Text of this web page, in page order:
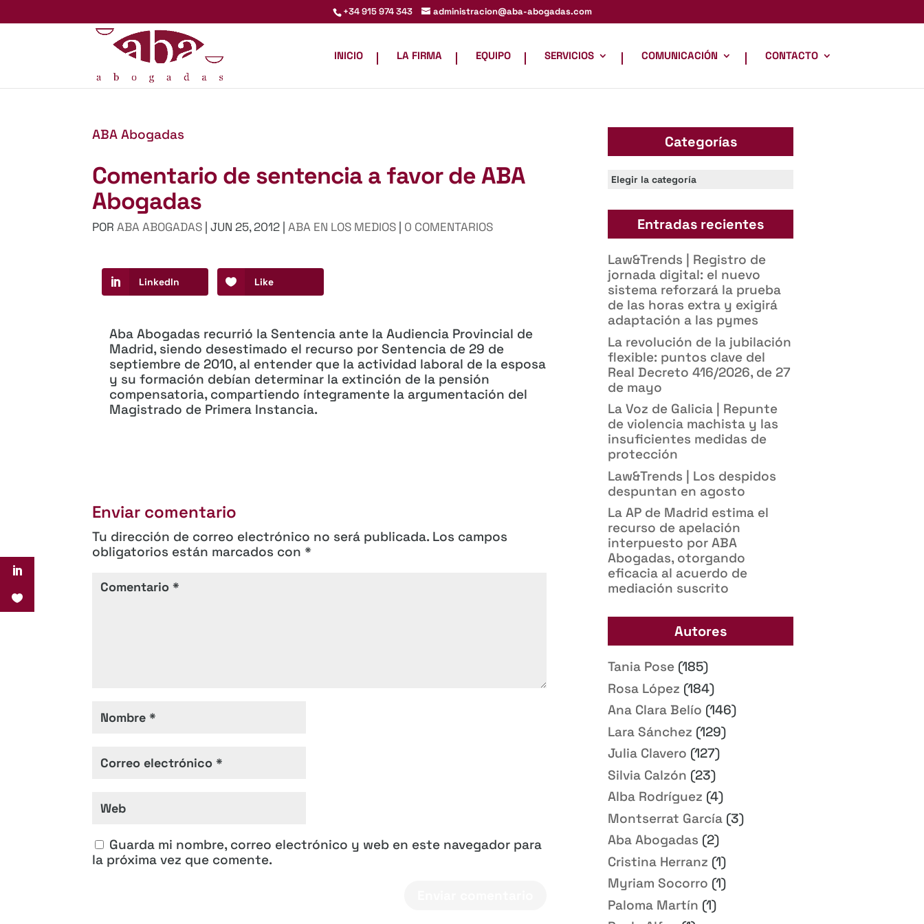
+34 915 974 343 administracion@aba-abogadas.com
INICIO LA FIRMA EQUIPO SERVICIOS COMUNICACIÓN CONTACTO
ABA Abogadas
Comentario de sentencia a favor de ABA
Abogadas
PORABA ABOGADAS |JUN 25, 2012 |ABA EN LOS MEDIOS | 0 COMENTARIOS
LinkedIn Like
Aba Abogadas recurrió la Sentencia ante la Audiencia Provincial de
Madrid, siendo desestimado el recurso por Sentencia de 29 de
septiembre de 2010, al entender que la actividad laboral de la esposa
y su formación debían determinar la extinción de la pensión
compensatoria, compartiendo íntegramente la argumentación del
Magistrado de Primera Instancia.
Enviar comentario
Tu dirección de correo electrónico no será publicada. Los campos
obligatorios están marcados con *
Guarda mi nombre, correo electrónico y web en este navegador para
la próxima vez que comente.
Categorías
Categorías
Entradas recientes
Law&Trends | Registro de
jornada digital: el nuevo
sistema reforzará la prueba
de las horas extra y exigirá
adaptación a las pymes
La revolución de la jubilación
flexible: puntos clave del
Real Decreto 416/2026, de 27
de mayo
La Voz de Galicia | Repunte
de violencia machista y las
insuficientes medidas de
protección
Law&Trends | Los despidos
despuntan en agosto
La AP de Madrid estima el
recurso de apelación
interpuesto por ABA
Abogadas, otorgando
eficacia al acuerdo de
mediación suscrito
Autores
Tania Pose (185)
Rosa López (184)
Ana Clara Belío (146)
Lara Sánchez (129)
Julia Clavero (127)
Silvia Calzón (23)
Alba Rodríguez (4)
Montserrat García (3)
Aba Abogadas (2)
Cristina Herranz (1)
Myriam Socorro (1)
Paloma Martín (1)